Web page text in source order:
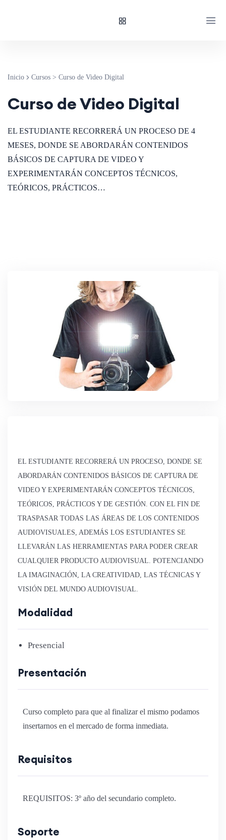
Inicio Cursos > Curso de Video Digital
Curso de Video Digital
EL ESTUDIANTE RECORRERÁ UN PROCESO DE 4
MESES, DONDE SE ABORDARÁN CONTENIDOS
BÁSICOS DE CAPTURA DE VIDEO Y
EXPERIMENTARÁN CONCEPTOS TÉCNICOS,
TEÓRICOS, PRÁCTICOS…
EL ESTUDIANTE RECORRERÁ UN PROCESO, DONDE SE
ABORDARÁN CONTENIDOS BÁSICOS DE CAPTURA DE
VIDEO Y EXPERIMENTARÁN CONCEPTOS TÉCNICOS,
TEÓRICOS, PRÁCTICOS Y DE GESTIÓN. CON EL FIN DE
TRASPASAR TODAS LAS ÁREAS DE LOS CONTENIDOS
AUDIOVISUALES, ADEMÁS LOS ESTUDIANTES SE
LLEVARÁN LAS HERRAMIENTAS PARA PODER CREAR
CUALQUIER PRODUCTO AUDIOVISUAL. POTENCIANDO
LA IMAGINACIÓN, LA CREATIVIDAD, LAS TÉCNICAS Y
VISIÓN DEL MUNDO AUDIOVISUAL.
Modalidad
Presencial
Presentación
Curso completo para que al finalizar el mismo podamos
insertarnos en el mercado de forma inmediata.
Requisitos
REQUISITOS: 3º año del secundario completo.
Soporte